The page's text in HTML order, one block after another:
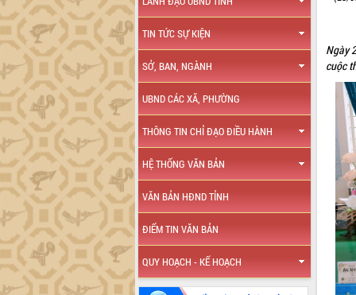
TIN TỨC SỰ KIỆN
SỞ, BAN, NGÀNH
UBND CÁC XÃ, PHƯỜNG
THÔNG TIN CHỈ ĐẠO ĐIỀU HÀNH
HỆ THỐNG VĂN BẢN
VĂN BẢN HĐND TỈNH
ĐIỂM TIN VĂN BẢN
QUY HOẠCH - KẾ HOẠCH
Ngày
cuộc